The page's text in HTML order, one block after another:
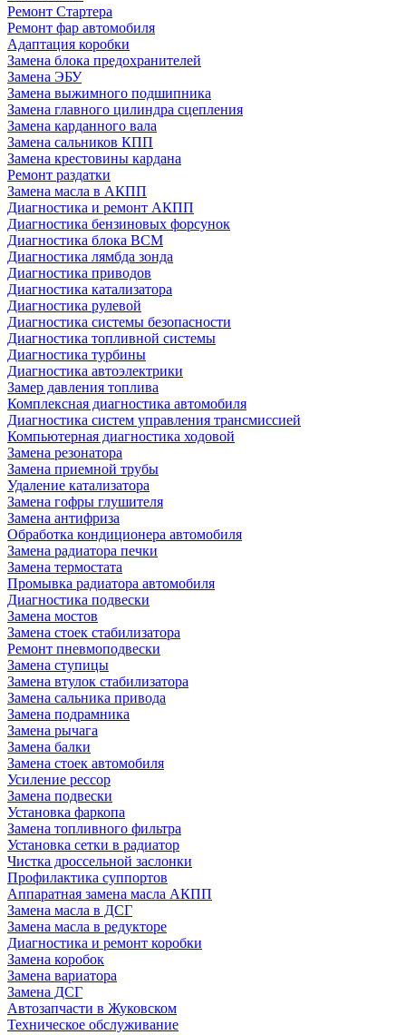
Ремонт Стартера
Ремонт фар автомобиля
Адаптация коробки
Замена блока предохранителей
Замена ЭБУ
Замена выжимного подшипника
Замена главного цилиндра сцепления
Замена карданного вала
Замена сальников КПП
Замена крестовины кардана
Ремонт раздатки
Замена масла в АКПП
Диагностика и ремонт АКПП
Диагностика бензиновых форсунок
Диагностика блока BCM
Диагностика лямбда зонда
Диагностика приводов
Диагностика катализатора
Диагностика рулевой
Диагностика системы безопасности
Диагностика топливной системы
Диагностика турбины
Диагностика автоэлектрики
Замер давления топлива
Комплексная диагностика автомобиля
Диагностика систем управления трансмиссией
Компьютерная диагностика ходовой
Замена резонатора
Замена приемной трубы
Удаление катализатора
Замена гофры глушителя
Замена антифриза
Обработка кондиционера автомобиля
Замена радиатора печки
Замена термостата
Промывка радиатора автомобиля
Диагностика подвески
Замена мостов
Замена стоек стабилизатора
Ремонт пневмоподвески
Замена ступицы
Замена втулок стабилизатора
Замена сальника привода
Замена подрамника
Замена рычага
Замена балки
Замена стоек автомобиля
Усиление рессор
Замена подвески
Установка фаркопа
Замена топливного фильтра
Установка сетки в радиатор
Чистка дроссельной заслонки
Профилактика суппортов
Аппаратная замена масла АКПП
Замена масла в ДСГ
Замена масла в редукторе
Диагностика и ремонт коробки
Замена коробок
Замена вариатора
Замена ДСГ
Автозапчасти в Жуковском
Техническое обслуживание